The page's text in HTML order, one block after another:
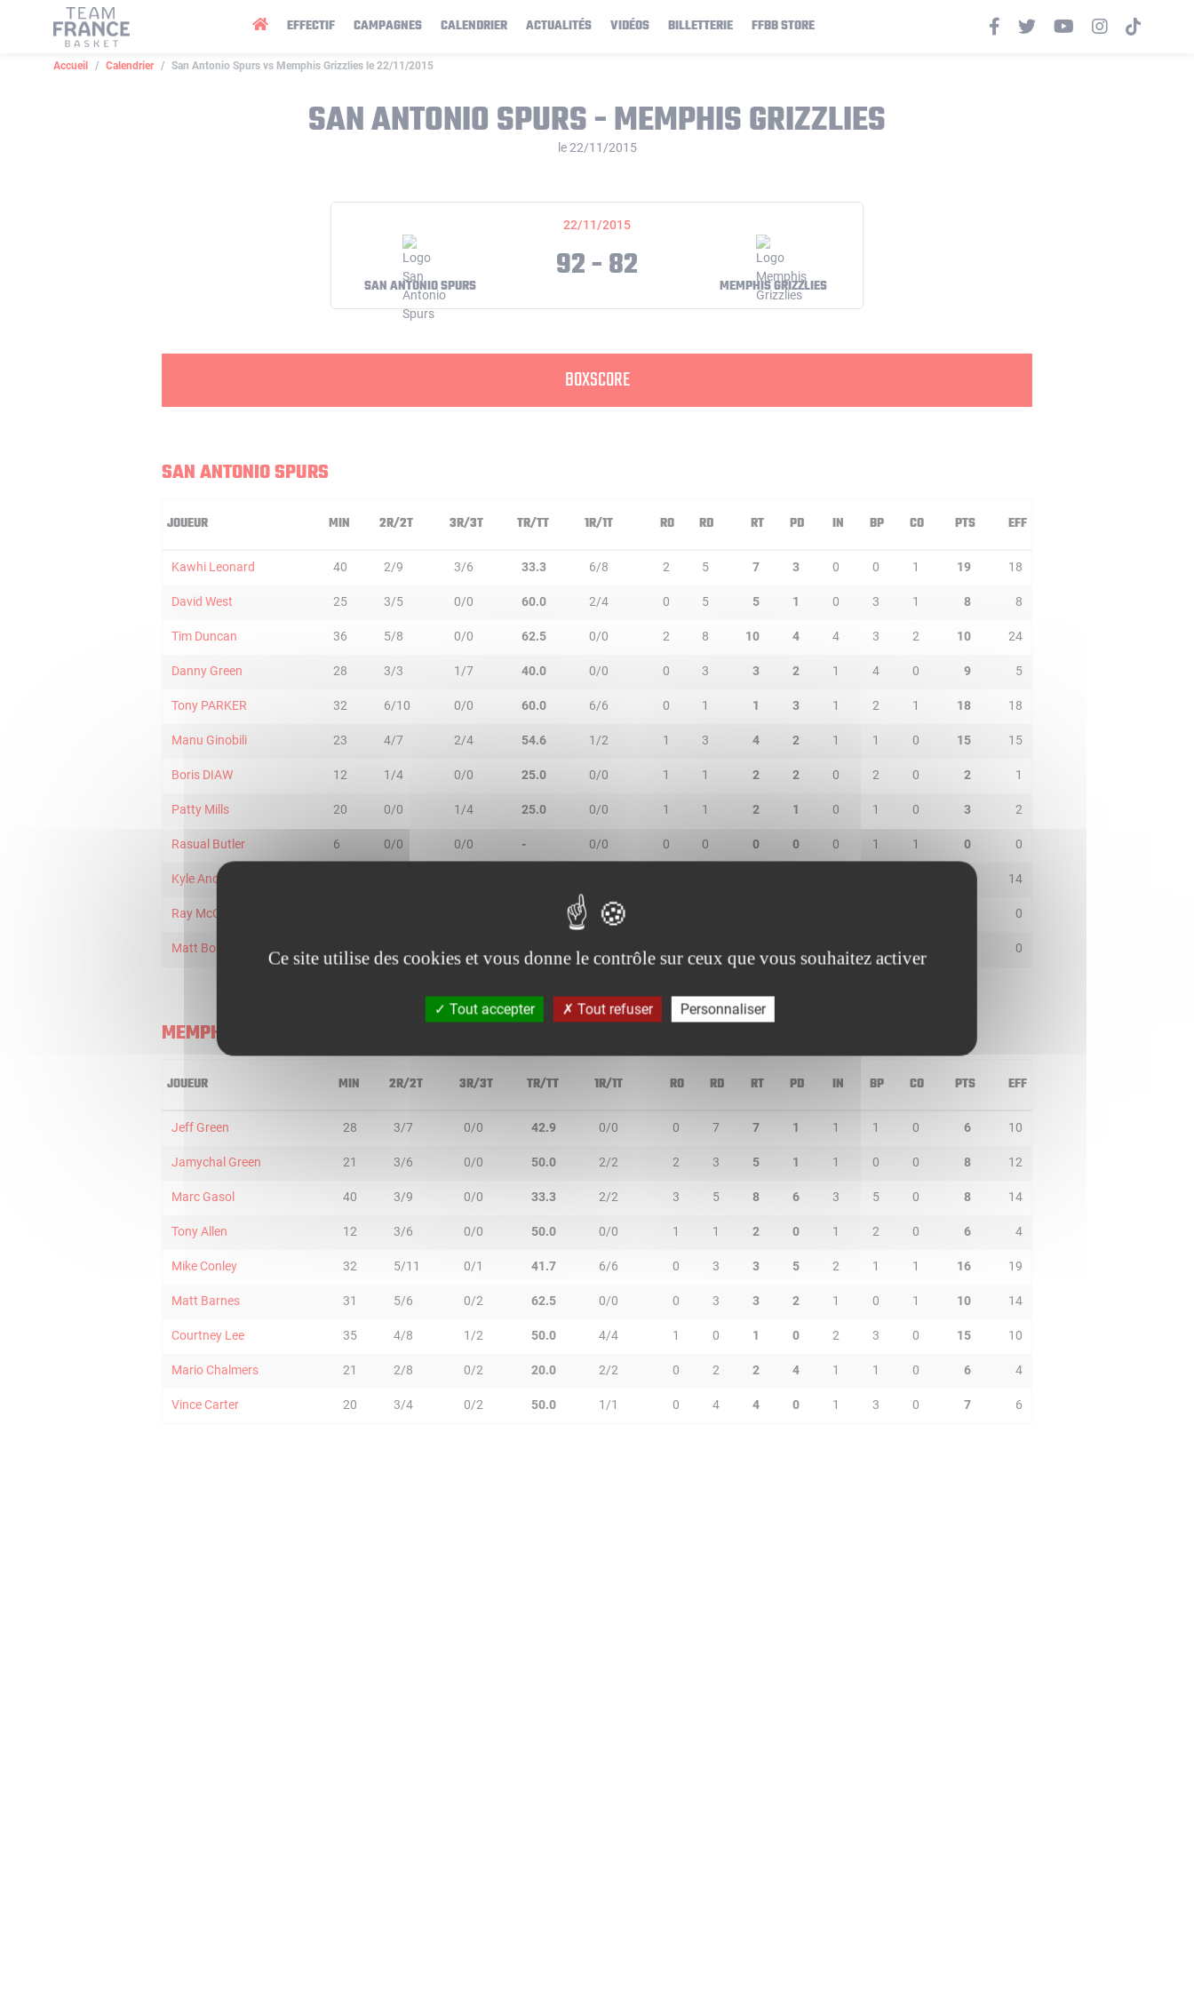
EFFECTIF CAMPAGNES CALENDRIER ACTUALITÉS VIDÉOS BILLETTERIE FFBB STORE
Accueil Calendrier San Antonio Spurs vs Memphis Grizzlies le 22/11/2015
SAN ANTONIO SPURS - MEMPHIS GRIZZLIES
le 22/11/2015
22/11/2015
SAN ANTONIO SPURS 92 - 82 MEMPHIS GRIZZLIES
BOXSCORE
SAN ANTONIO SPURS
JOUEUR MIN 2R/2T 3R/3T TR/TT 1R/1T RO RD RT PD IN BP CO PTS EFF
Kawhi Leonard 40 2/9 3/6 33.3 6/8 2 5 7 3 0 0 1 19 18
David West 25 3/5 0/0 60.0 2/4 0 5 5 1 0 3 1 8 8
Tim Duncan 36 5/8 0/0 62.5 0/0 2 8 10 4 4 3 2 10 24
Danny Green 28 3/3 1/7 40.0 0/0 0 3 3 2 1 4 0 9 5
Tony PARKER 32 6/10 0/0 60.0 6/6 0 1 1 3 1 2 1 18 18
Manu Ginobili 23 4/7 2/4 54.6 1/2 1 3 4 2 1 1 0 15 15
Boris DIAW 12 1/4 0/0 25.0 0/0 1 1 2 2 0 2 0 2 1
Patty Mills 20 0/0 1/4 25.0 0/0 1 1 2 1 0 1 0 3 2
Rasual Butler 6 0/0 0/0 - 0/0 0 0 0 0 0 1 1 0 0
Kyle Anderson 14
Ray McCallum 0/0 0
Matt Bonner 0
MEMPHIS GRIZZLIES
JOUEUR MIN 2R/2T 3R/3T TR/TT 1R/1T RO RD RT PD IN BP CO PTS EFF
Jeff Green 28 3/7 0/0 42.9 0/0 0 7 7 1 1 1 0 6 10
Jamychal Green 21 3/6 0/0 50.0 2/2 2 3 5 1 1 0 0 8 12
Marc Gasol 40 3/9 0/0 33.3 2/2 3 5 8 6 3 5 0 8 14
Tony Allen 12 3/6 0/0 50.0 0/0 1 1 2 0 1 2 0 6 4
Mike Conley 32 5/11 0/1 41.7 6/6 0 3 3 5 2 1 1 16 19
Matt Barnes 31 5/6 0/2 62.5 0/0 0 3 3 2 1 0 1 10 14
Courtney Lee 35 4/8 1/2 50.0 4/4 1 0 1 0 2 3 0 15 10
Mario Chalmers 21 2/8 0/2 20.0 2/2 0 2 2 4 1 1 0 6 4
Vince Carter 20 3/4 0/2 50.0 1/1 0 4 4 0 1 3 0 7 6
Panneau de gestion des cookies
Ce site utilise des cookies et vous donne le contrôle sur ceux que vous souhaitez activer
Tout accepter Tout refuser Personnaliser